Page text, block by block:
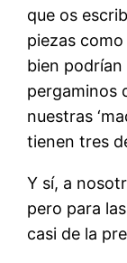
que os
piezas
bien
pergaminos
nuestras
tienen tres
Y sí, a
pero para
casi de la